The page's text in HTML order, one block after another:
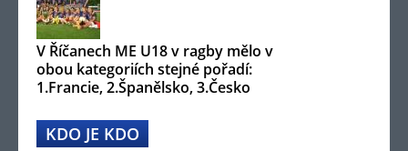
V Říčanech ME U18 v ragby mělo v
obou kategoriích stejné pořadí:
1.Francie, 2.Španělsko, 3.Česko
KDO JE KDO